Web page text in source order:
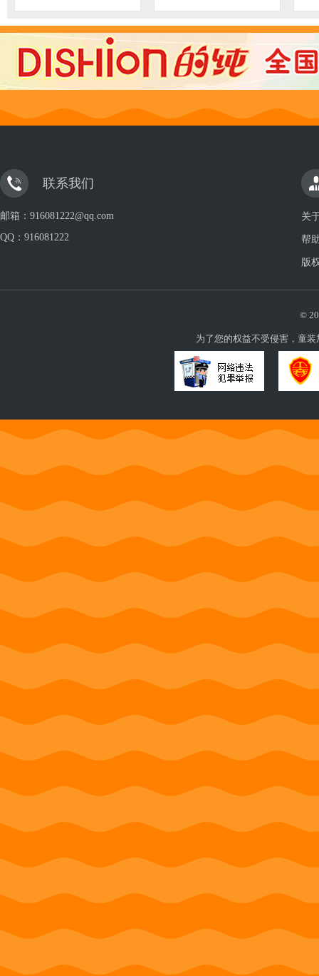
联系我们
邮箱：916081222@qq.com
QQ： 916081222
关
帮
版
©
为了您的权益不受侵害，童